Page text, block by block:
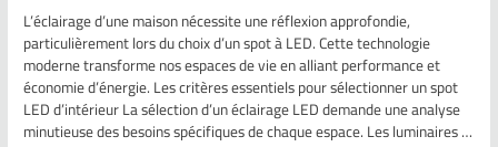
L’éclairage d’une maison nécessite une réflexion approfondie,
particulièrement lors du choix d’un spot à LED. Cette technologie
moderne transforme nos espaces de vie en alliant performance et
économie d’énergie. Les critères essentiels pour sélectionner un spot
LED d’intérieur La sélection d’un éclairage LED demande une analyse
minutieuse des besoins spécifiques de chaque espace. Les luminaires …